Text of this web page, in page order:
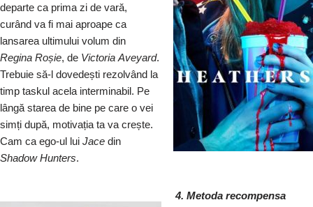
departe ca prima zi de vară,
curând va fi mai aproape ca
lansarea ultimului volum din
Regina Roșie, de Victoria Aveyard.
Trebuie să-l dovedești rezolvând la
timp taskul acela interminabil. Pe
lângă starea de bine pe care o vei
simți după, motivația ta va crește.
Cam ca ego-ul lui Jace din
Shadow Hunters.
4. Metoda recompensa